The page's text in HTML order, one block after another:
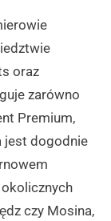
oraz
zarówno
Premium,
jest dogodnie
czy Mosina,